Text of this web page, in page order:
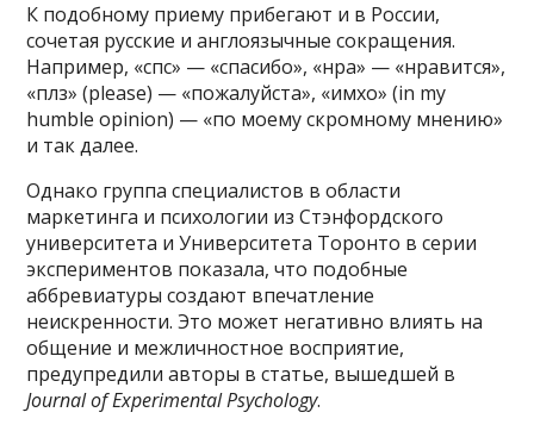
К подобному приему прибегают и в России,
сочетая русские и англоязычные сокращения.
Например, «спс» — «спасибо», «нра» — «нравится»,
«плз» (please) — «пожалуйста», «имхо» (in my
humble opinion) — «по моему скромному мнению»
и так далее.
Однако группа специалистов в области
маркетинга и психологии из Стэнфордского
университета и Университета Торонто в серии
экспериментов показала, что подобные
аббревиатуры создают впечатление
неискренности. Это может негативно влиять на
общение и межличностное восприятие,
предупредили авторы в статье, вышедшей в
Journal of Experimental Psychology.